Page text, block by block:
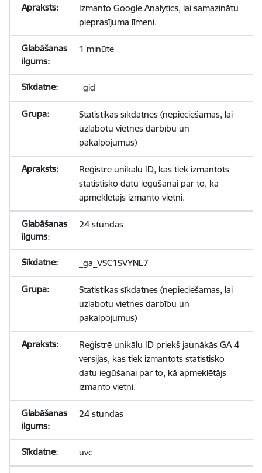
Izmanto Google Analytics, lai samazinātu
pieprasījuma līmeni.
1 minūte
_gid
Statistikas sīkdatnes (nepieciešamas, lai
uzlabotu vietnes darbību un
pakalpojumus)
Reģistrē unikālu ID, kas tiek izmantots
statistisko datu iegūšanai par to, kā
apmeklētājs izmanto vietni.
24 stundas
_ga_VSC1SVYNL7
Statistikas sīkdatnes (nepieciešamas, lai
uzlabotu vietnes darbību un
pakalpojumus)
Reģistrē unikālu ID priekš jaunākās GA 4
versijas, kas tiek izmantots statistisko
datu iegūšanai par to, kā apmeklētājs
izmanto vietni.
24 stundas
uvc